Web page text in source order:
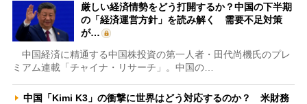
厳しい経済情勢をどう打開するか？中国の下半期
の「経済運営方針」を読み解く 需要不足対策
が…
中国経済に精通する中国株投資の第一人者・田代尚機氏のプレ
ミアム連載「チャイナ・リサーチ」。中国の…
中国「Kimi K3」の衝撃に世界はどう対応するのか？ 米財務